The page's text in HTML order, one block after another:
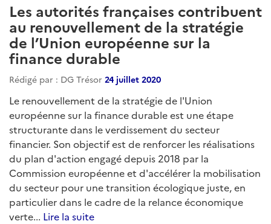
Les autorités françaises contribuent
au renouvellement de la stratégie
de l’Union européenne sur la
finance durable
Rédigé par : DG Trésor 24 juillet 2020
Le renouvellement de la stratégie de l'Union
européenne sur la finance durable est une étape
structurante dans le verdissement du secteur
financier. Son objectif est de renforcer les réalisations
du plan d'action engagé depuis 2018 par la
Commission européenne et d'accélérer la mobilisation
du secteur pour une transition écologique juste, en
particulier dans le cadre de la relance économique
verte... Lire la suite